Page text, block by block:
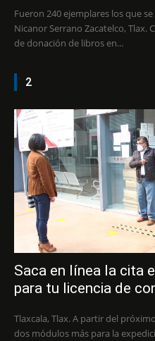
Fueron 240 ejemplares los que
Nicanor Serrano Zacatelco, Tlax. Concluyó con gran éxito la campaña
de donación de libros en...
2
Saca en línea la cita
para tu licencia de
Tlaxcala, Tlax. A partir del
dos módulos más para la